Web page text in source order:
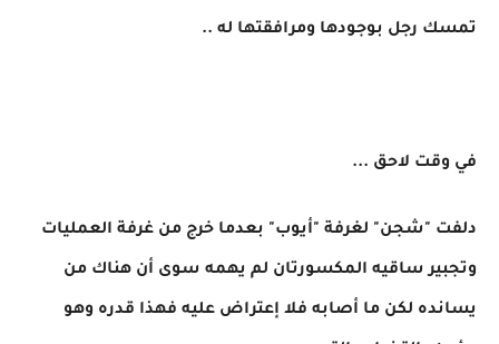
تمسك رجل بوجودها ومرافقتها له ..
في وقت لاحق ...
دلفت "شجن" لغرفة "أيوب" بعدما خرج من غرفة العمليات
وتجبير ساقيه المكسورتان لم يهمه سوى أن هناك من
يسانده لكن ما أصابه فلا إعتراض عليه فهذا قدره وهو